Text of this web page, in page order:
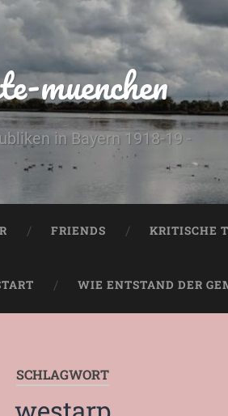
muenchen
in Bayern 1918-19 -
FRIENDS KRITISCHE
WIE ENTSTAND DER
SCHLAGWORT